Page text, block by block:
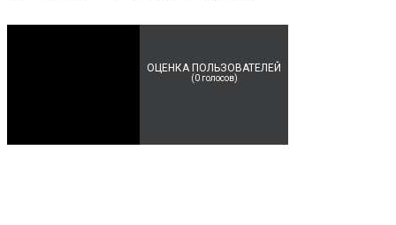
ОЦЕНКА ПОЛЬЗОВАТЕЛЕЙ
(0голосов)